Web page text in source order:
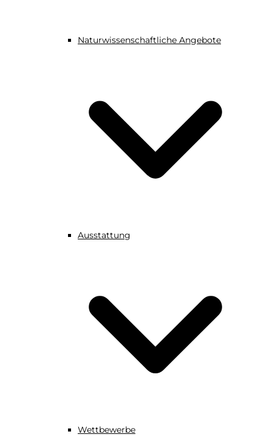
Naturwissenschaftliche Angebote
Ausstattung
Wettbewerbe